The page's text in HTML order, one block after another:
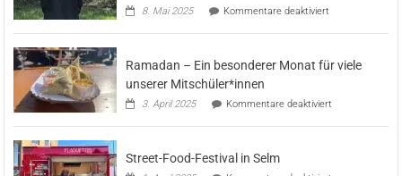
den
8. Mai 2025 Kommentare deaktiviert
–
zwischen
Ramadan – Ein besonderer Monat für viele
unserer Mitschüler*innen
3. April 2025 Kommentare deaktiviert
–
Street-Food-Festival in Selm